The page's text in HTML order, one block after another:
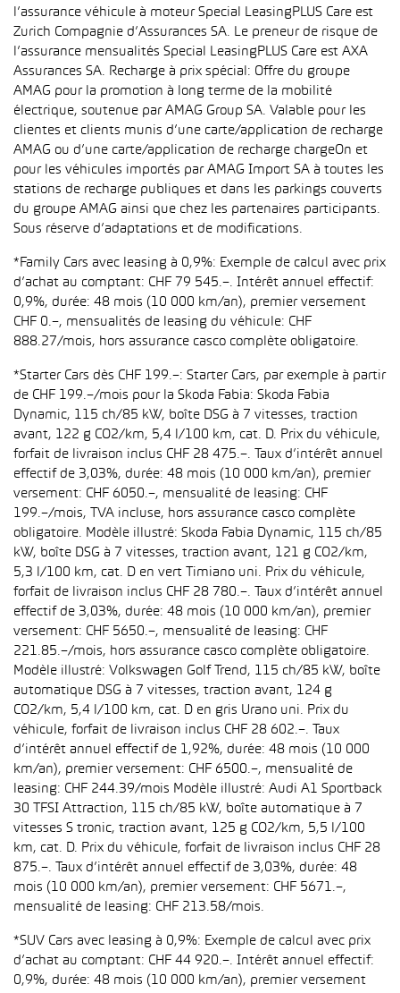
l’assurance véhicule à moteur Special LeasingPLUS Care est
Zurich Compagnie d’Assurances SA. Le preneur de risque de
l’assurance mensualités Special LeasingPLUS Care est AXA
Assurances SA. Recharge à prix spécial: Offre du groupe
AMAG pour la promotion à long terme de la mobilité
électrique, soutenue par AMAG Group SA. Valable pour les
clientes et clients munis d’une carte/application de recharge
AMAG ou d’une carte/application de recharge chargeOn et
pour les véhicules importés par AMAG Import SA à toutes les
stations de recharge publiques et dans les parkings couverts
du groupe AMAG ainsi que chez les partenaires participants.
Sous réserve d’adaptations et de modifications.
*Family Cars avec leasing à 0,9%: Exemple de calcul avec prix
d’achat au comptant: CHF 79 545.–. Intérêt annuel effectif:
0,9%, durée: 48 mois (10 000 km/an), premier versement
CHF 0.–, mensualités de leasing du véhicule: CHF
888.27/mois, hors assurance casco complète obligatoire.
*Starter Cars dès CHF 199.–: Starter Cars, par exemple à partir
de CHF 199.–/mois pour la Skoda Fabia: Skoda Fabia
Dynamic, 115 ch/85 kW, boîte DSG à 7 vitesses, traction
avant, 122 g CO2/km, 5,4 l/100 km, cat. D. Prix du véhicule,
forfait de livraison inclus CHF 28 475.–. Taux d’intérêt annuel
effectif de 3,03%, durée: 48 mois (10 000 km/an), premier
versement: CHF 6050.–, mensualité de leasing: CHF
199.–/mois, TVA incluse, hors assurance casco complète
obligatoire. Modèle illustré: Skoda Fabia Dynamic, 115 ch/85
kW, boîte DSG à 7 vitesses, traction avant, 121 g CO2/km,
5,3 l/100 km, cat. D en vert Timiano uni. Prix du véhicule,
forfait de livraison inclus CHF 28 780.–. Taux d’intérêt annuel
effectif de 3,03%, durée: 48 mois (10 000 km/an), premier
versement: CHF 5650.–, mensualité de leasing: CHF
221.85.–/mois, hors assurance casco complète obligatoire.
Modèle illustré: Volkswagen Golf Trend, 115 ch/85 kW, boîte
automatique DSG à 7 vitesses, traction avant, 124 g
CO2/km, 5,4 l/100 km, cat. D en gris Urano uni. Prix du
véhicule, forfait de livraison inclus CHF 28 602.–. Taux
d’intérêt annuel effectif de 1,92%, durée: 48 mois (10 000
km/an), premier versement: CHF 6500.–, mensualité de
leasing: CHF 244.39/mois Modèle illustré: Audi A1 Sportback
30 TFSI Attraction, 115 ch/85 kW, boîte automatique à 7
vitesses S tronic, traction avant, 125 g CO2/km, 5,5 l/100
km, cat. D. Prix du véhicule, forfait de livraison inclus CHF 28
875.–. Taux d’intérêt annuel effectif de 3,03%, durée: 48
mois (10 000 km/an), premier versement: CHF 5671.–,
mensualité de leasing: CHF 213.58/mois.
*SUV Cars avec leasing à 0,9%: Exemple de calcul avec prix
d’achat au comptant: CHF 44 920.–. Intérêt annuel effectif:
0,9%, durée: 48 mois (10 000 km/an), premier versement